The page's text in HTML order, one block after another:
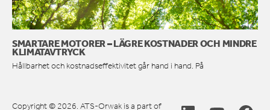
SMARTARE MOTORER – LÄGRE KOSTNADER OCH MINDRE
KLIMATAVTRYCK
Hållbarhet och kostnadseffektivitet går hand i hand. På
Copyright © 2026. ATS-Orwak is a part of